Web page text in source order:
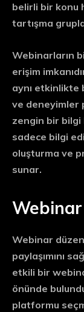
belirli bir konu
tartışma
Webinarların
erişim
aynı etkinlikte
ve deneyimler
zengin bir bilgi
sadece bilgi
oluşturma ve
sunar.
Webinar
Webinar
paylaşımını
etkili bir
önünde
platformu